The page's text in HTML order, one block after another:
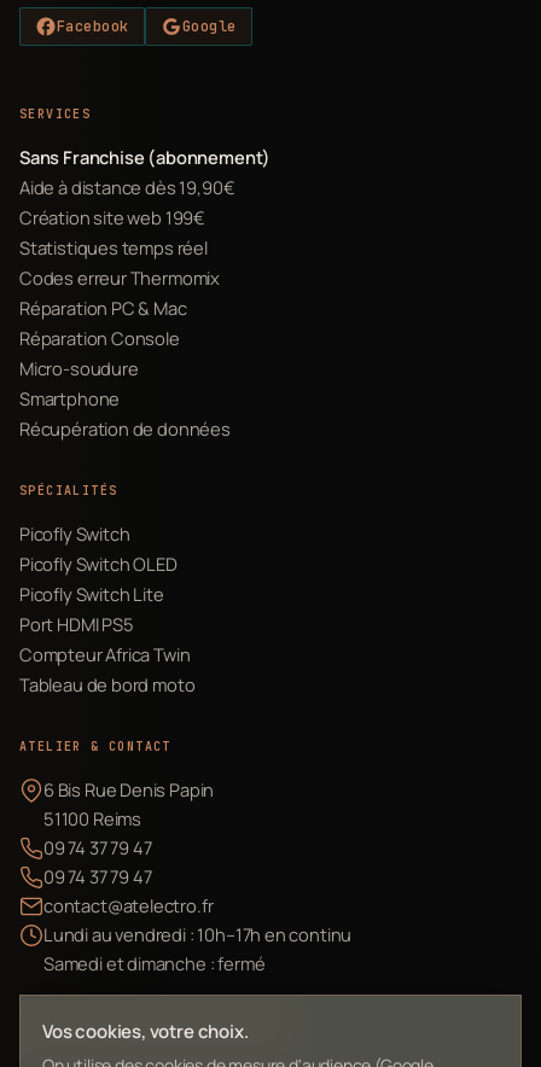
Facebook Google
SERVICES
Sans Franchise (abonnement)
Aide à distance dès 19,90€
Création site web 199€
Statistiques temps réel
Codes erreur Thermomix
Réparation PC & Mac
Réparation Console
Micro-soudure
Smartphone
Récupération de données
SPÉCIALITÉS
Picofly Switch
Picofly Switch OLED
Picofly Switch Lite
Port HDMI PS5
Compteur Africa Twin
Tableau de bord moto
ATELIER & CONTACT
6 Bis Rue Denis Papin
51100 Reims
09 74 37 79 47
09 74 37 79 47
contact@atelectro.fr
Lundi au vendredi : 10h–17h en continu
Samedi et dimanche : fermé
Envoyer mon matériel
Vos cookies, votre choix.